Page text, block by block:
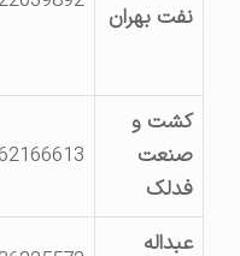
نفت بهران
کشت و
صنعت
فدلک
61262166613
عبداله